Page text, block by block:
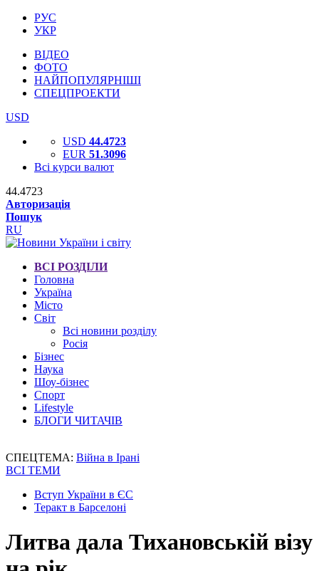
РУС
УКР
ВІДЕО
ФОТО
НАЙПОПУЛЯРНІШІ
СПЕЦПРОЕКТИ
USD
USD 44.4723
EUR 51.3096
Всі курси валют
44.4723
Авторизація
Пошук
RU
ВСІ РОЗДІЛИ
Головна
Україна
Місто
Світ
Всі новини розділу
Росія
Бізнес
Наука
Шоу-бізнес
Спорт
Lifestyle
БЛОГИ ЧИТАЧІВ
СПЕЦТЕМА: Війна в Ірані
ВСІ ТЕМИ
Вступ України в ЄС
Теракт в Барселоні
Литва дала Тихановській візу